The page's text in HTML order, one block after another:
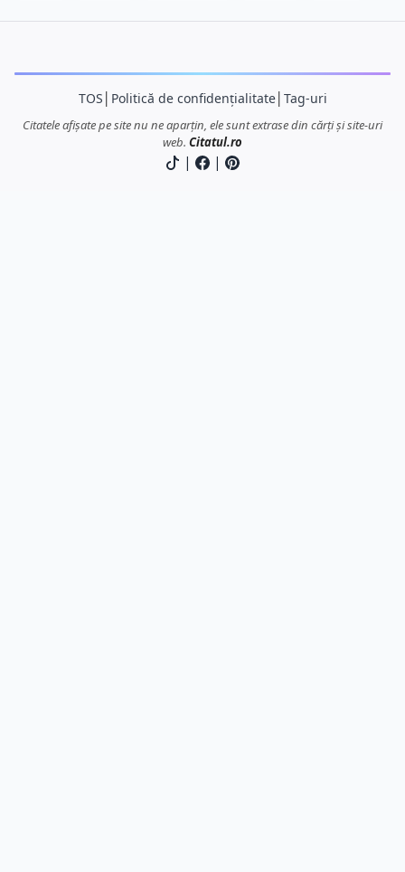
TOS Politică de confidențialitate│ Tag-uri
Citatele afișate pe site nu ne aparțin, ele sunt extrase din cărți și site-uri
web. Citatul.ro
| |